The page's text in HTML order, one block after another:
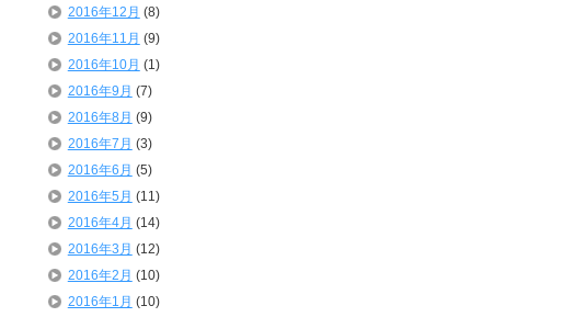
2016年12月 (8)
2016年11月 (9)
2016年10月 (1)
2016年9月 (7)
2016年8月 (9)
2016年7月 (3)
2016年6月 (5)
2016年5月 (11)
2016年4月 (14)
2016年3月 (12)
2016年2月 (10)
2016年1月 (10)